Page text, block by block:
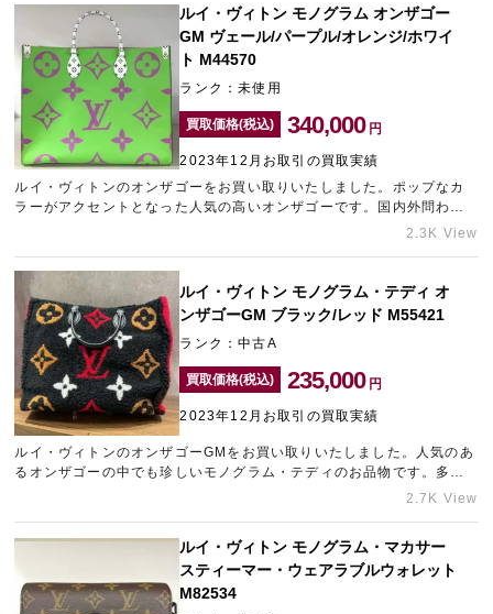
ルイ・ヴィトン モノグラム オンザゴー
GM ヴェール/パープル/オレンジ/ホワイ
ト M44570
ランク：未使用
買取価格(税込) 340,000 円
2023年12月お取引の買取実績
ルイ・ヴィトンのオンザゴーをお買い取りいたしました。ポップなカ
ラーがアクセントとなった人気の高いオンザゴーです。国内外問わず
需要の高いお品物を未使用の状態でお持ち込みいただけたため、高価
さいませ。できる限りご希望にお答えできるよう精一杯の金額でお買
い取りいたします。
2.3K View
ルイ・ヴィトン モノグラム・テディ オ
ンザゴーGM ブラック/レッド M55421
ランク：中古A
買取価格(税込) 235,000 円
2023年12月お取引の買取実績
ルイ・ヴィトンのオンザゴーGMをお買い取りいたしました。人気のあ
るオンザゴーの中でも珍しいモノグラム・テディのお品物です。多少
の擦れや毛羽立ちなどが見受けられましたが、良好なコンディション
常に安定した相場を保っています。ブランドバッグを少しでも高く売
却したいとお考えでしたら、ぜひ表参道エリアのブランド買取店「ギ
ャラリーレア青山表参道店」をご利用くださいませ。
2.7K View
ルイ・ヴィトン モノグラム・マカサー
スティーマー・ウェアラブルウォレット
M82534